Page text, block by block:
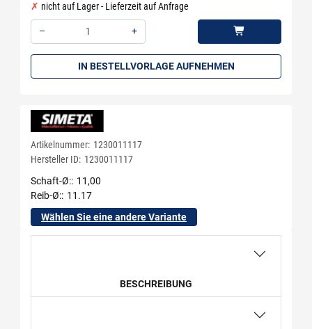
nicht auf Lager - Lieferzeit auf Anfrage
–
+
IN BESTELLVORLAGE AUFNEHMEN
Artikelnummer: 1230011117
Hersteller ID: 1230011117
Schaft-Ø: 11,00
Reib-Ø: 11.17
Wählen Sie eine andere Variante
BESCHREIBUNG